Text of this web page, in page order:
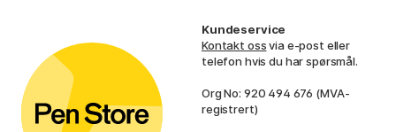
Kundeservice
Kontakt ossvia e-post eller
telefon hvis du har spørsmål.
Org No: 920 494 676 (MVA-
registrert)